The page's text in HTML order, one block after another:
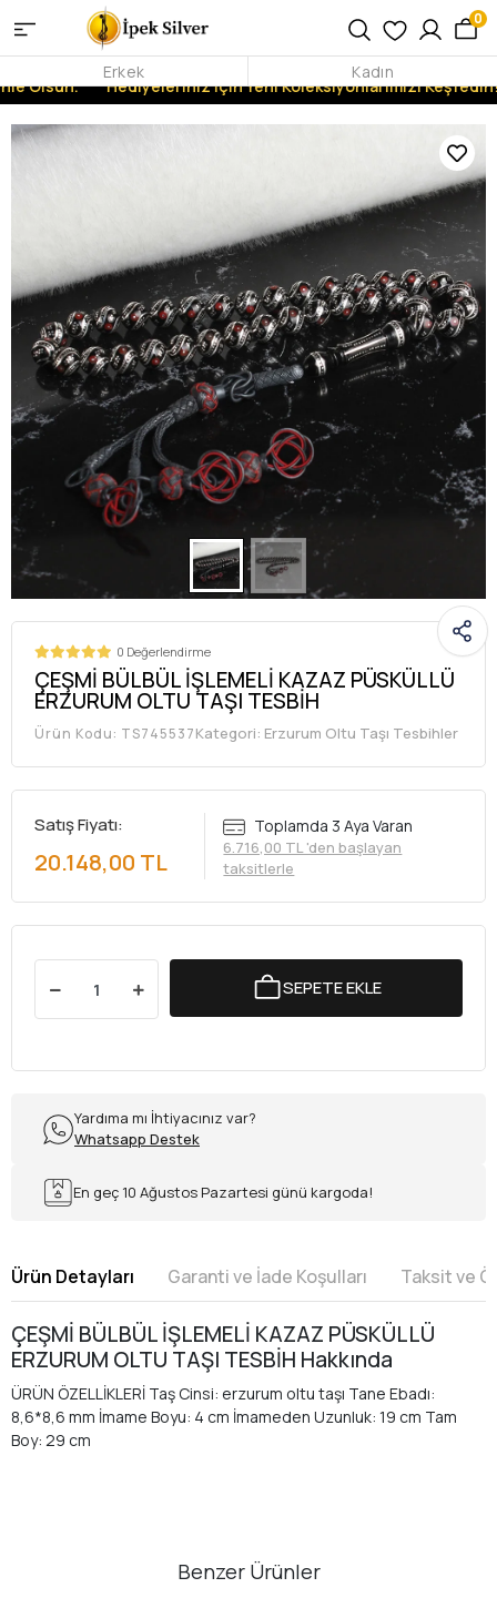
Olsun. Hediyeleriniz İçin Yeni Koleksiyonlarımızı Keşfedin!
0
Erkek Kadın
0 Değerlendirme
ÇEŞMİ BÜLBÜL İŞLEMELİ KAZAZ PÜSKÜLLÜ
ERZURUM OLTU TAŞI TESBİH
Ürün Kodu: TS745537Kategori: Erzurum Oltu Taşı Tesbihler
Satış Fiyatı:
20.148,00 TL
Toplamda 3 Aya Varan
6.716,00 TL 'den başlayan
taksitlerle
SEPETE EKLE
Yardıma mı İhtiyacınız var?
Whatsapp Destek
En geç 10 Ağustos Pazartesi günü kargoda!
Ürün Detayları Garanti ve İade Koşulları Taksit ve
ÇEŞMİ BÜLBÜL İŞLEMELİ KAZAZ PÜSKÜLLÜ
ERZURUM OLTU TAŞI TESBİH Hakkında
ÜRÜN ÖZELLİKLERİ Taş Cinsi: erzurum oltu taşı Tane Ebadı:
8,6*8,6 mm İmame Boyu: 4 cm İmameden Uzunluk: 19 cm Tam
Boy: 29 cm
Benzer Ürünler